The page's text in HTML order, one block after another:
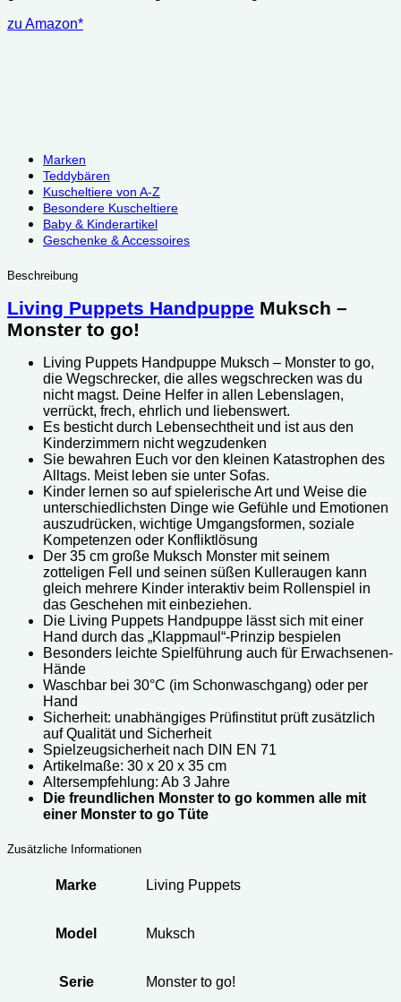
zu Amazon*
Marken
Teddybären
Kuscheltiere von A-Z
Besondere Kuscheltiere
Baby & Kinderartikel
Geschenke & Accessoires
Beschreibung
Living Puppets Handpuppe Muksch –
Monster to go!
Living Puppets Handpuppe Muksch – Monster to go,
die Wegschrecker, die alles wegschrecken was du
nicht magst. Deine Helfer in allen Lebenslagen,
verrückt, frech, ehrlich und liebenswert.
Es besticht durch Lebensechtheit und ist aus den
Kinderzimmern nicht wegzudenken
Sie bewahren Euch vor den kleinen Katastrophen des
Alltags. Meist leben sie unter Sofas.
Kinder lernen so auf spielerische Art und Weise die
unterschiedlichsten Dinge wie Gefühle und Emotionen
auszudrücken, wichtige Umgangsformen, soziale
Kompetenzen oder Konfliktlösung
Der 35 cm große Muksch Monster mit seinem
zotteligen Fell und seinen süßen Kulleraugen kann
gleich mehrere Kinder interaktiv beim Rollenspiel in
das Geschehen mit einbeziehen.
Die Living Puppets Handpuppe lässt sich mit einer
Hand durch das „Klappmaul“-Prinzip bespielen
Besonders leichte Spielführung auch für Erwachsenen-
Hände
Waschbar bei 30°C (im Schonwaschgang) oder per
Hand
Sicherheit: unabhängiges Prüfinstitut prüft zusätzlich
auf Qualität und Sicherheit
Spielzeugsicherheit nach DIN EN 71
Artikelmaße: 30 x 20 x 35 cm
Altersempfehlung: Ab 3 Jahre
Die freundlichen Monster to go kommen alle mit
einer Monster to go Tüte
Zusätzliche Informationen
Marke Living Puppets
Model Muksch
Serie Monster to go!